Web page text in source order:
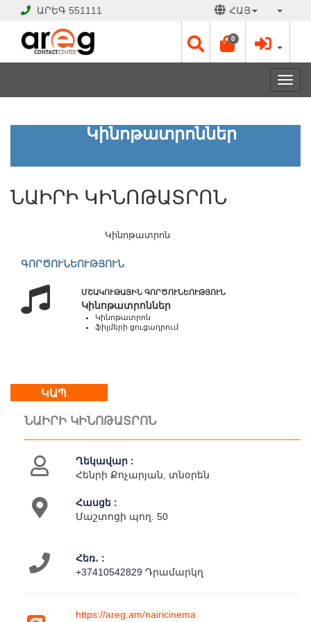
ԱՐԵԳ 551111 ՀԱՅ
0
ՆԱԻՐԻ
ՓԱԿ
Է
օր
21:00
Գործունեություն
Կինոթատրոններ
ՆԱԻՐԻ ԿԻՆՈԹԱՏՐՈՆ
Կինոթատրոն
ԳՈՐԾՈՒՆԵՈՒԹՅՈՒՆ
ՄՇԱԿՈՒԹԱՅԻՆ ԳՈՐԾՈՒՆԵՈՒԹՅՈՒՆ
Կինոթատրոններ
Կինոթատրոն
ֆիլմերի ցուցադրում
ԿԱՊ
ՆԱԻՐԻ ԿԻՆՈԹԱՏՐՈՆ
Ղեկավար :
Հենրի Քոչարյան, տնօրեն
Հասցե :
Մաշտոցի պող. 50
Հեռ․ :
+37410542829 Դրամարկղ
https://areg.am/nairicinema